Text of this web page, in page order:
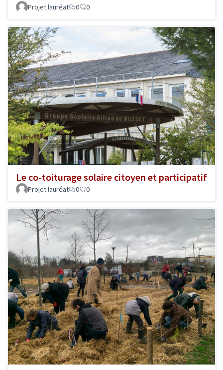
Projet lauréat 0 0
Le co-toiturage solaire citoyen et participatif
Projet lauréat 0 0